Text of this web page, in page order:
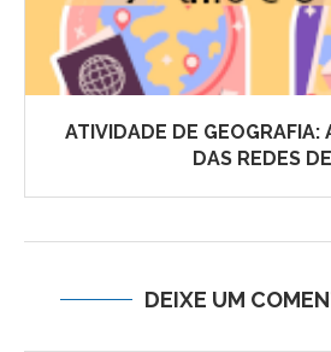
ATIVIDADE DE GEOGRAFIA:
DAS REDES
DEIXE UM